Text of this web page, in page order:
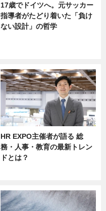
17歳でドイツへ。元サッカー
指導者がたどり着いた「負け
ない設計」の哲学
HR EXPO主催者が語る 総
務・人事・教育の最新トレン
ドとは？